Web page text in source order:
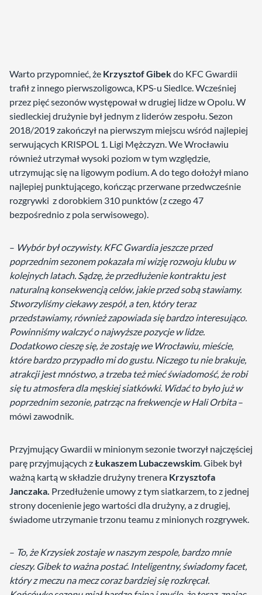
Warto przypomnieć, że Krzysztof Gibekdo KFC Gwardii
trafił z innego pierwszoligowca, KPS-u Siedlce. Wcześniej
przez pięć sezonów występował w drugiej lidze w Opolu. W
siedleckiej drużynie był jednym z liderów zespołu. Sezon
2018/2019 zakończył na pierwszym miejscu wśród najlepiej
serwujących KRISPOL 1. Ligi Mężczyzn. We Wrocławiu
również utrzymał wysoki poziom w tym względzie,
utrzymując się na ligowym podium. A do tego dołożył miano
najlepiej punktującego, kończąc przerwane przedwcześnie
rozgrywki z dorobkiem 310 punktów (z czego 47
bezpośrednio z pola serwisowego).
– Wybór był oczywisty. KFC Gwardia jeszcze przed
poprzednim sezonem pokazała mi wizję rozwoju klubu w
kolejnych latach. Sądzę, że przedłużenie kontraktu jest
naturalną konsekwencją celów, jakie przed sobą stawiamy.
Stworzyliśmy ciekawy zespół, a ten, który teraz
przedstawiamy, również zapowiada się bardzo interesująco.
Powinniśmy walczyć o najwyższe pozycje w lidze.
Dodatkowo cieszę się, że zostaję we Wrocławiu, mieście,
które bardzo przypadło mi do gustu. Niczego tu nie brakuje,
atrakcji jest mnóstwo, a trzeba też mieć świadomość, że robi
się tu atmosfera dla męskiej siatkówki. Widać to było już w
poprzednim sezonie, patrząc na frekwencje w Hali Orbita–
mówi zawodnik.
Przyjmujący Gwardii w minionym sezonie tworzył najczęściej
parę przyjmujących zŁukaszem Lubaczewskim. Gibek był
ważną kartą w składzie drużyny trenera Krzysztofa
Janczaka. Przedłużenie umowy z tym siatkarzem, to z jednej
strony docenienie jego wartości dla drużyny, a z drugiej,
świadome utrzymanie trzonu teamu z minionych rozgrywek.
– To, że Krzysiek zostaje w naszym zespole, bardzo mnie
cieszy. Gibek to ważna postać. Inteligentny, świadomy facet,
który z meczu na mecz coraz bardziej się rozkręcał.